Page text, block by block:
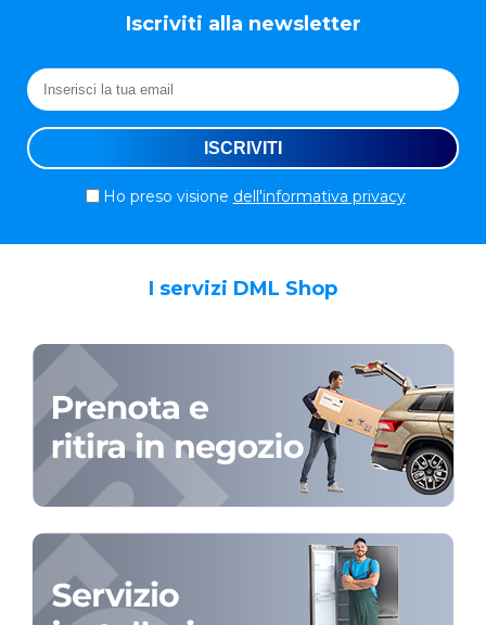
Iscriviti alla newsletter
Ho preso visione dell'informativa privacy
I servizi DML Shop